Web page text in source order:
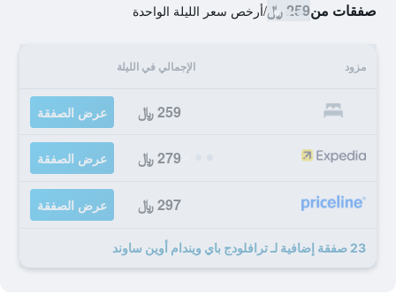
صفقات من259 ﷼ /أرخص سعر الليلة الواحدة
مزود الإجمالي في الليلة
259 ﷼ عرض الصفقة
279 ﷼ عرض الصفقة
297 ﷼ عرض الصفقة
23 صفقة إضافية لـ ترافلودج باي ويندام أوين ساوند